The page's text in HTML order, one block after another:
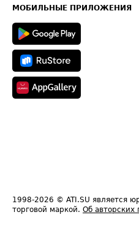
Техническая информация
МОБИЛЬНЫЕ ПРИЛОЖЕНИЯ
1998-2026 © ATI.SU является
торговой маркой. Об авторских